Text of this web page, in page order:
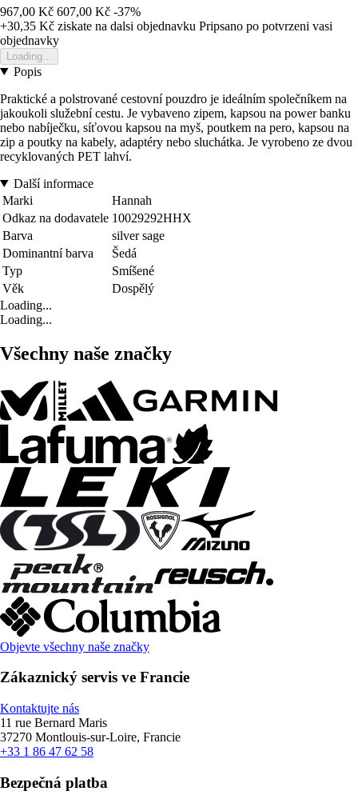
967,00 Kč 607,00 Kč -37%
+30,35 Kč ziskate na dalsi objednavku Pripsano po potvrzeni vasi
objednavky
Loading...
Popis
Praktické a polstrované cestovní pouzdro je ideálním společníkem na
jakoukoli služební cestu. Je vybaveno zipem, kapsou na power banku
nebo nabíječku, síťovou kapsou na myš, poutkem na pero, kapsou na
zip a poutky na kabely, adaptéry nebo sluchátka. Je vyrobeno ze dvou
recyklovaných PET lahví.
Další informace
Marki
Hannah
Odkaz na dodavatele 10029292HHX
Barva
silver sage
Dominantní barva
Šedá
Typ
Smíšené
Věk
Dospělý
Loading...
Loading...
Všechny naše značky
Objevte všechny naše značky
Zákaznický servis ve Francie
Kontaktujte nás
11 rue Bernard Maris
37270 Montlouis-sur-Loire, Francie
+33 1 86 47 62 58
Bezpečná platba